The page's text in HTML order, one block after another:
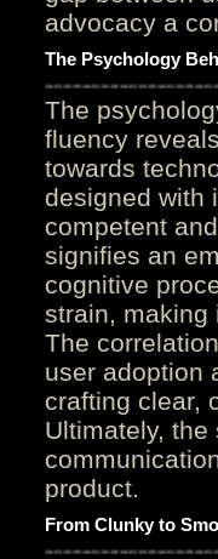
advocacy a
The Psychology
The
fluency
towards
designed with
competent
signifies an
cognitive
strain, making
The
user adoption
crafting clear,
Ultimately,
product.
From Clunky to